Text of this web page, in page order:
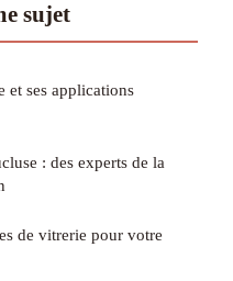
sujet
et ses applications
: des experts de la
de vitrerie pour votre